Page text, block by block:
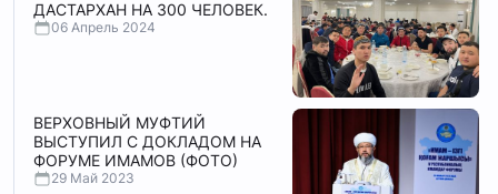
ДАСТАРХАН НА 300 ЧЕЛОВЕК.
06 Апрель 2024
ВЕРХОВНЫЙ МУФТИЙ
ВЫСТУПИЛ С ДОКЛАДОМ НА
ФОРУМЕ ИМАМОВ (ФОТО)
29 Май 2023